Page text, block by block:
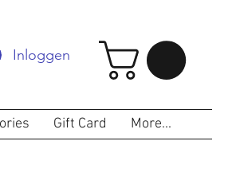
Inloggen
Gift Card More...